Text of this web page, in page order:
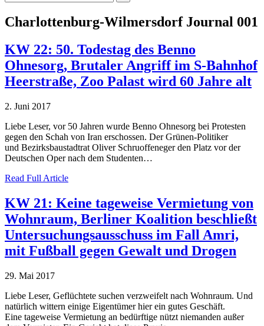
Charlottenburg-Wilmersdorf Journal 001
KW 22: 50. Todestag des Benno
Ohnesorg, Brutaler Angriff im S-Bahnhof
Heerstraße, Zoo Palast wird 60 Jahre alt
2. Juni 2017
Liebe Leser, vor 50 Jahren wurde Benno Ohnesorg bei Protesten
gegen den Schah von Iran erschossen. Der Grünen-Politiker
und Bezirksbaustadtrat Oliver Schruoffeneger den Platz vor der
Deutschen Oper nach dem Studenten…
Read Full Article
KW 21: Keine tageweise Vermietung von
Wohnraum, Berliner Koalition beschließt
Untersuchungsausschuss im Fall Amri,
mit Fußball gegen Gewalt und Drogen
29. Mai 2017
Liebe Leser, Geflüchtete suchen verzweifelt nach Wohnraum. Und
natürlich wittern einige Eigentümer hier ein gutes Geschäft.
Eine tageweise Vermietung an bedürftige nützt niemanden außer